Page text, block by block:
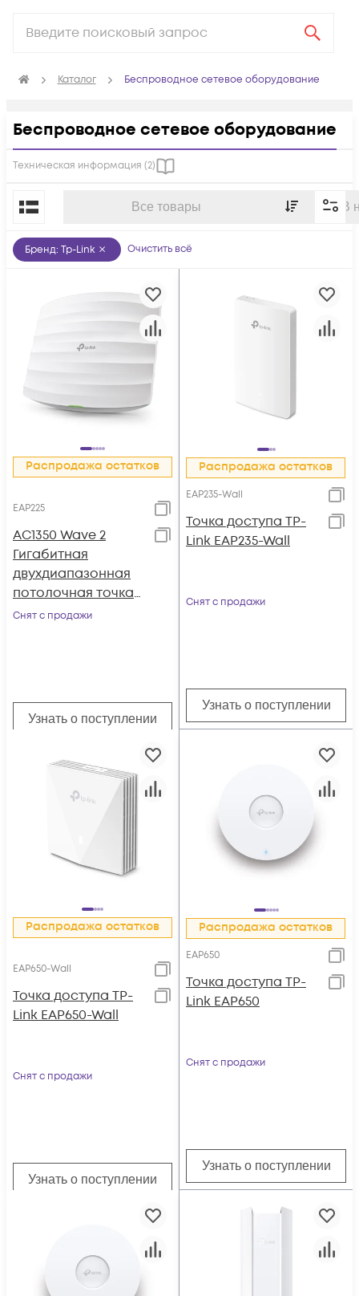
Каталог Беспроводное сетевое оборудование
Беспроводное сетевое оборудование
Техническая информация (2)
Все товары В
По популярности
Бренд: Tp-Link Очистить всё
Распродажа остатков
EAP225
AC1350 Wave 2
Гигабитная
двухдиапазонная
потолочная точка
доступа Wi-Fi
Снят с продажи
Узнать о поступлении
Распродажа остатков
EAP235-Wall
Точка доступа TP-
Link EAP235-Wall
Снят с продажи
Узнать о поступлении
Распродажа остатков
EAP650-Wall
Точка доступа TP-
Link EAP650-Wall
Снят с продажи
Узнать о поступлении
Распродажа остатков
EAP650
Точка доступа TP-
Link EAP650
Снят с продажи
Узнать о поступлении